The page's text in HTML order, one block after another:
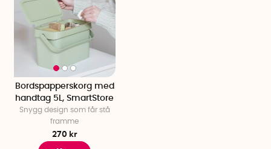
Bordspapperskorg med
handtag 5L, SmartStore
Snygg design som får stå
framme
270 kr